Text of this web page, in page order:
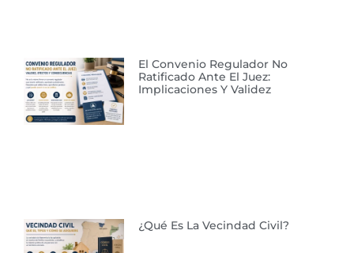
El Convenio Regulador No
Ratificado Ante El Juez:
Implicaciones Y Validez
¿Qué Es La Vecindad Civil?